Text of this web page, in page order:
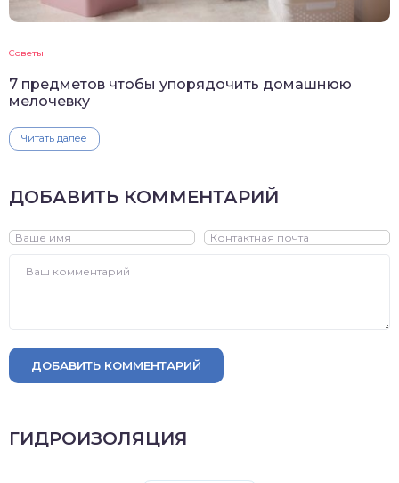
Советы
7 предметов чтобы упорядочить домашнюю
мелочевку
Читать далее
ДОБАВИТЬ КОММЕНТАРИЙ
ДОБАВИТЬ КОММЕНТАРИЙ
ГИДРОИЗОЛЯЦИЯ